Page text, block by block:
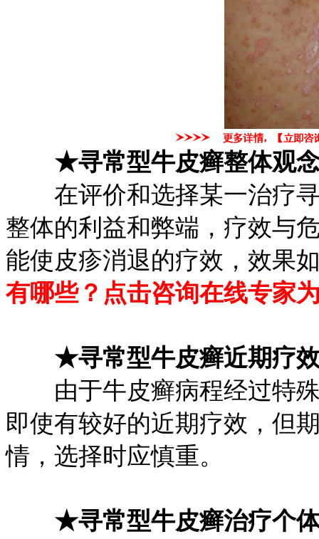
★寻常型牛皮癣整体观念
在评价和选择某一治疗寻
整体的利益和弊端，疗效与
能使皮疹消退的疗效，效果
有哪些？点击咨询在线专家
★寻常型牛皮癣近期疗
由于牛皮癣病程经过特殊
即使有较好的近期疗效，但
情，选择时应慎重。
★寻常型牛皮癣治疗个